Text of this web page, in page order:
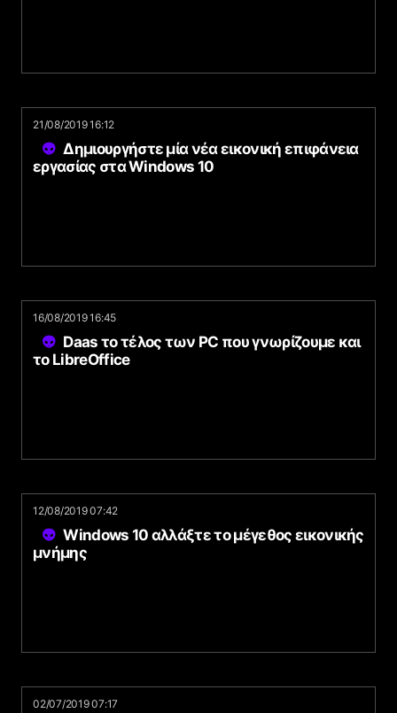
21/08/2019 16:12
Δημιουργήστε μία νέα εικονική επιφάνεια
εργασίας στα Windows 10
16/08/2019 16:45
Daas το τέλος των PC που γνωρίζουμε και
το LibreOffice
12/08/2019 07:42
Windows 10 αλλάξτε το μέγεθος εικονικής
μνήμης
02/07/2019 07:17